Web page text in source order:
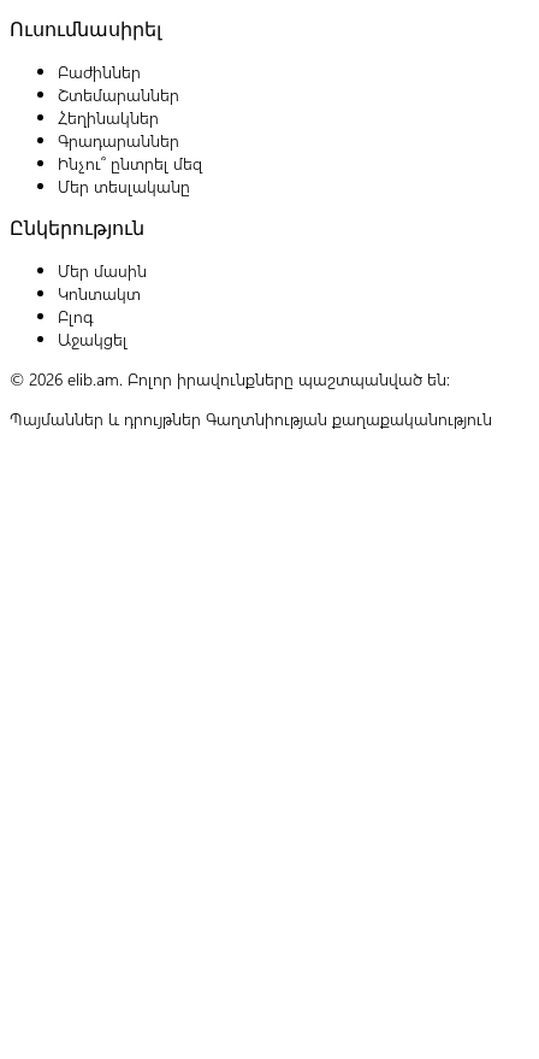
Ուսումնասիրել
Բաժիններ
Շտեմարաններ
Հեղինակներ
Գրադարաններ
Ինչու՞ ընտրել մեզ
Մեր տեսլականը
Ընկերություն
Մեր մասին
Կոնտակտ
Բլոգ
Աջակցել
© 2026 elib.am. Բոլոր իրավունքները պաշտպանված են:
Պայմաններ և դրույթներ Գաղտնիության քաղաքականություն